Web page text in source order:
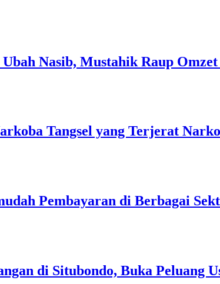
Nasib, Mustahik Raup
Tangsel yang Terjerat
Pembayaran di Berbagai
di Situbondo, Buka Peluang